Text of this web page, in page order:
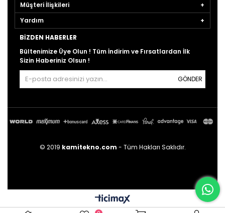
Müşteri İlişkileri
Yardım
BIZDEN HABERLER
Bültenimize Üye Olun ! Tüm İndirim ve Fırsatlardan İlk
Sizin Haberiniz Olsun !
GÖNDER
© 2019 kamitekno.com - Tüm Hakları Saklıdır.